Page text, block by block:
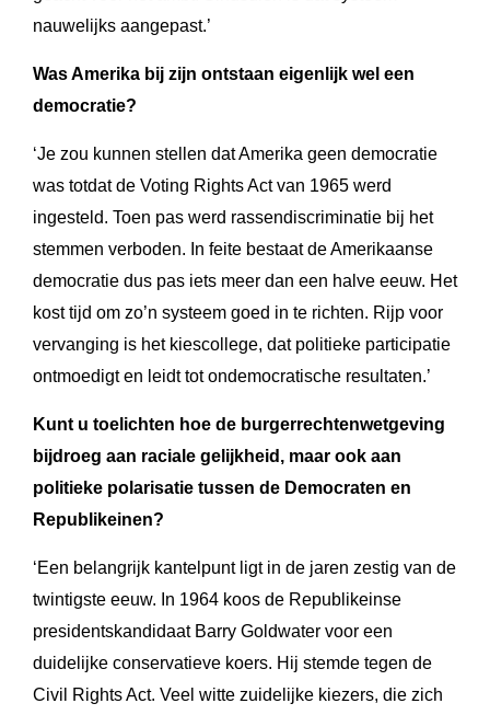
nauwelijks aangepast.’
Was Amerika bij zijn ontstaan eigenlijk wel een
democratie?
‘Je zou kunnen stellen dat Amerika geen democratie
was totdat de Voting Rights Act van 1965 werd
ingesteld. Toen pas werd rassendiscriminatie bij het
stemmen verboden. In feite bestaat de Amerikaanse
democratie dus pas iets meer dan een halve eeuw. Het
kost tijd om zo’n systeem goed in te richten. Rijp voor
vervanging is het kiescollege, dat politieke participatie
ontmoedigt en leidt tot ondemocratische resultaten.’
Kunt u toelichten hoe de burgerrechtenwetgeving
bijdroeg aan raciale gelijkheid, maar ook aan
politieke polarisatie tussen de Democraten en
Republikeinen?
‘Een belangrijk kantelpunt ligt in de jaren zestig van de
twintigste eeuw. In 1964 koos de Republikeinse
presidentskandidaat Barry Goldwater voor een
duidelijke conservatieve koers. Hij stemde tegen de
Civil Rights Act. Veel witte zuidelijke kiezers, die zich